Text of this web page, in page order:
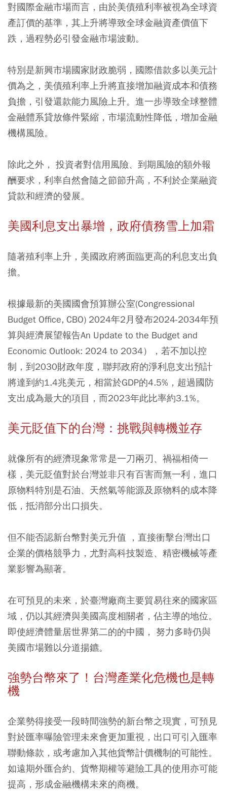
對國際金融市場而言，由於美債殖利率被視為全球資
產訂價的基準，其上升將導致全球金融資產價值下
跌，過程勢必引發金融市場波動。
特別是新興市場國家財政脆弱，國際借款多以美元計
價為之，美債殖利率上升將直接增加融資成本和債務
負擔，引發還款能力風險上升。進一步導致全球整體
金融體系貸放條件緊縮，市場流動性降低，增加金融
機構風險。
除此之外， 投資者對信用風險、到期風險的額外報
酬要求，利率自然會隨之節節升高，不利於企業融資
貸款和經濟的發展。
美國利息支出暴增，政府債務雪上加霜
隨著殖利率上升，美國政府將面臨更高的利息支出負
擔。
根據最新的美國國會預算辦公室(Congressional
Budget Office, CBO) 2024年2月發布2024-2034年預
算與經濟展望報告An Update to the Budget and
Economic Outlook: 2024 to 2034），若不加以控
制，到2030財政年度，聯邦政府的淨利息支出預計
將達到約1.4兆美元，相當於GDP的4.5%，超過國防
支出成為最大的項目，而2023年此比率約3.1%。
美元貶值下的台灣：挑戰與轉機並存
就像所有的經濟現象常常是一刀兩刃、禍福相倚一
樣，美元貶值對於台灣並非只有百害而無一利，進口
原物料特別是石油、天然氣等能源及原物料的成本降
低，抵消部分出口損失。
但不能否認新台幣對美元升值 ，直接衝擊台灣出口
企業的價格競爭力，尤對高科技製造、精密機械等產
業影響為顯著。
在可預見的未來，於臺灣廠商主要貿易往來的國家區
域，仍以其經濟與美國高度相關者，佔主導的地位。
即使經濟體量居世界第二的的中國， 努力多時仍與
美國市場難以分道揚鑣。
強勢台幣來了！ 台灣產業化危機也是轉
機
企業勢得接受一段時間強勢的新台幣之現實，可預見
對於匯率曝險管理未來會更加重視，出口可引入匯率
聯動條款，或考慮加入其他貨幣計價機制的可能性。
如遠期外匯合約、貨幣期權等避險工具的使用亦可能
提高，形成金融機構未來的商機。